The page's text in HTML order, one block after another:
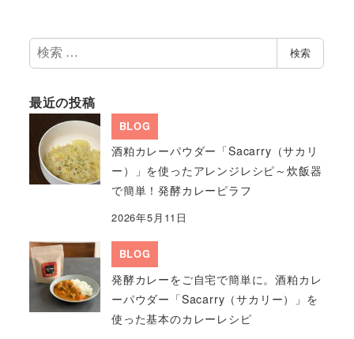
検
索
検索
最近の投稿
BLOG
酒粕カレーパウダー「Sacarry（サカリ
ー）」を使ったアレンジレシピ～炊飯器
で簡単！発酵カレーピラフ
2026年5月11日
BLOG
発酵カレーをご自宅で簡単に。酒粕カレ
ーパウダー「Sacarry（サカリー）」を
使った基本のカレーレシピ